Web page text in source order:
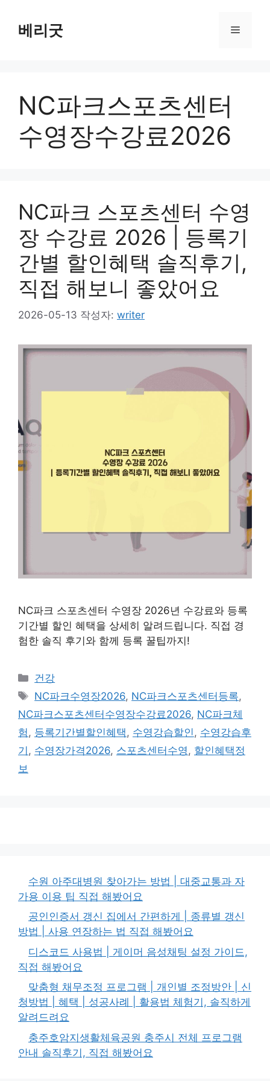
베리굿 메
NC파크스포츠센터
수영장수강료2026
NC파크 스포츠센터 수영
장 수강료 2026 | 등록기
간별 할인혜택 솔직후기,
직접 해보니 좋았어요
2026-05-13 작성자: writer
NC파크 스포츠센터 수영장 2026년 수강료와 등록
기간별 할인 혜택을 상세히 알려드립니다. 직접 경
험한 솔직 후기와 함께 등록 꿀팁까지!
카
테
리
건강
태
그
NC파크수영장2026, NC파크스포츠센터등록,
NC파크스포츠센터수영장수강료2026, NC파크체
험 , 등록기간별할인혜택 , 수영강습할인 , 수영강습후
기 , 수영장가격2026, 스포츠센터수영 , 할인혜택정
보
수원 아주대병원 찾아가는 방법 | 대중교통과 자
가용 이용 팁 직접 해봤어요
공인인증서 갱신 집에서 간편하게 | 종류별 갱신
방법 | 사용 연장하는 법 직접 해봤어요
디스코드 사용법 | 게이머 음성채팅 설정 가이드,
직접 해봤어요
맞춤형 채무조정 프로그램 | 개인별 조정방안 | 신
청방법 | 혜택 | 성공사례 | 활용법 체험기, 솔직하게
알려드려요
충주호암지생활체육공원 충주시 전체 프로그램
안내 솔직후기, 직접 해봤어요